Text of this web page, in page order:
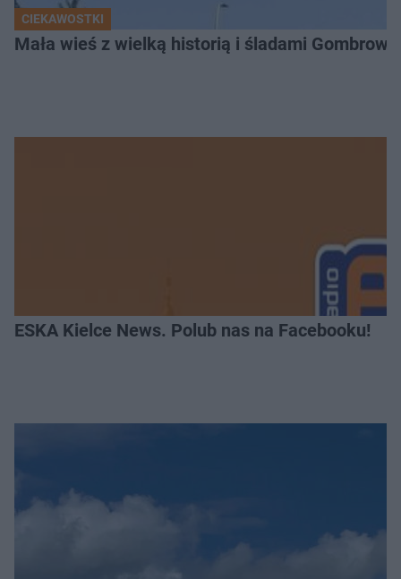
CIEKAWOSTKI
Mała wieś z wielką historią i śladami
ESKA Kielce News. Polub nas na Facebooku!